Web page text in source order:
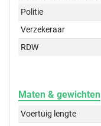
Politie
Verzekeraar
RDW
Maten & gewichten
Voertuig lengte